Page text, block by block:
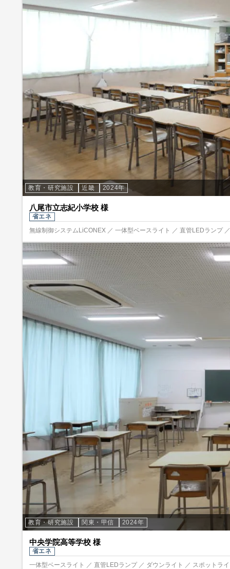
教育・研究施設 近畿 2024年
八尾市立志紀小学校 様
省エネ
無線制御システムLiCONEX ／ 一体型ベースライト ／ 直管LEDランプ
教育・研究施設 関東・甲信 2024年
中央学院高等学校 様
省エネ
一体型ベースライト ／ 直管LEDランプ ／ ダウンライト ／ スポットラ